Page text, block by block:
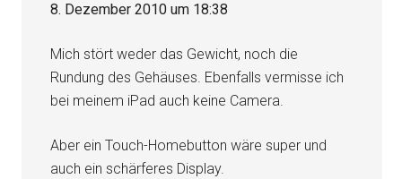
8. Dezember 2010 um 18:38
Mich stört weder das Gewicht, noch die
Rundung des Gehäuses. Ebenfalls vermisse ich
bei meinem iPad auch keine Camera.
Aber ein Touch-Homebutton wäre super und
auch ein schärferes Display.